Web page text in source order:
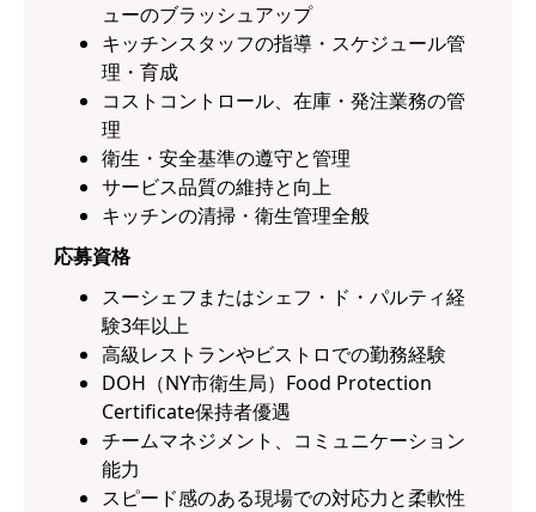
ューのブラッシュアップ
キッチンスタッフの指導・スケジュール管
理・育成
コストコントロール、在庫・発注業務の管
理
衛生・安全基準の遵守と管理
サービス品質の維持と向上
キッチンの清掃・衛生管理全般
応募資格
スーシェフまたはシェフ・ド・パルティ経
験3年以上
高級レストランやビストロでの勤務経験
DOH（NY市衛生局）Food Protection
Certificate保持者優遇
チームマネジメント、コミュニケーション
能力
スピード感のある現場での対応力と柔軟性